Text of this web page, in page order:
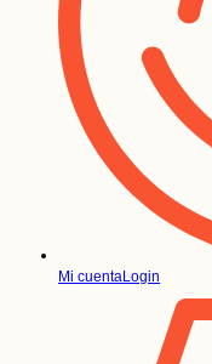
Mi cuentaLogin